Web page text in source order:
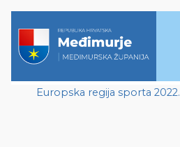
Europska regija sporta 2022.